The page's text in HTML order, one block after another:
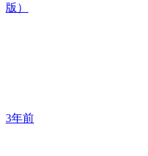
版）
3年前